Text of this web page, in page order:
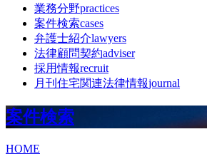
業務分野practices
案件検索cases
弁護士紹介lawyers
法律顧問契約adviser
採用情報recruit
月刊住宅関連法律情報journal
案件検索
HOME